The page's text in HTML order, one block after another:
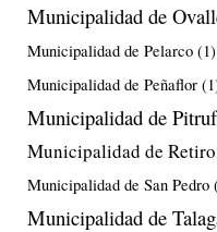
Municipalidad de
Municipalidad de Pelarco (1)
Municipalidad de Peñaflor
Municipalidad de
Municipalidad de Retiro
Municipalidad de San Pedro
Municipalidad de